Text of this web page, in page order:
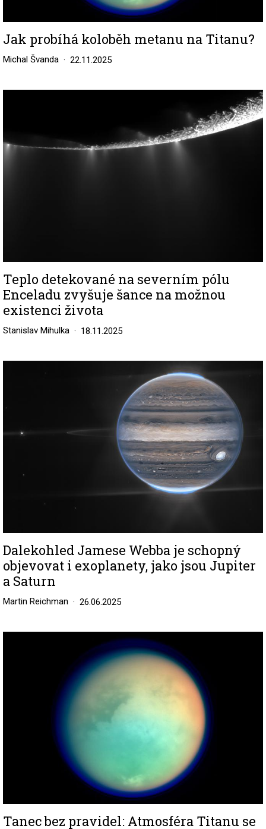
Jak probíhá koloběh metanu na Titanu?
Michal Švanda 22.11.2025
Teplo detekované na severním pólu
Enceladu zvyšuje šance na možnou
existenci života
Stanislav Mihulka 18.11.2025
Dalekohled Jamese Webba je schopný
objevovat i exoplanety, jako jsou Jupiter
a Saturn
Martin Reichman 26.06.2025
Tanec bez pravidel: Atmosféra Titanu se